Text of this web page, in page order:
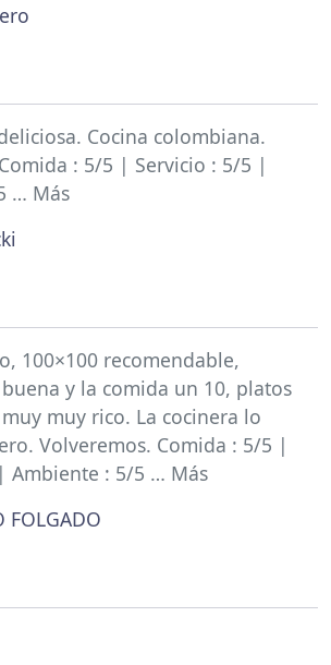
Cocina colombiana.
: 5/5 | Servicio : 5/5 |
… Más
100×100 recomendable,
y la comida un 10, platos
muy rico. La cocinera lo
Volveremos. Comida : 5/5 |
Ambiente : 5/5 … Más
FOLGADO